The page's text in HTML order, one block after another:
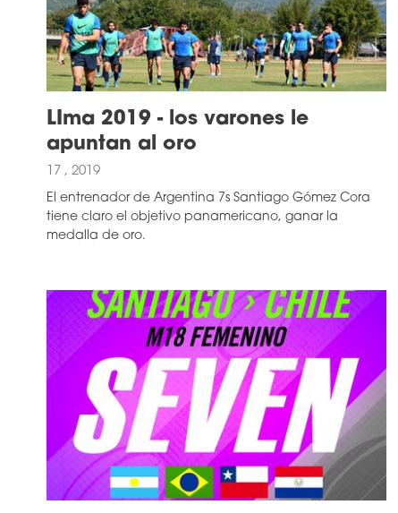
LIma 2019 - los varones le
apuntan al oro
17 , 2019
El entrenador de Argentina 7s Santiago Gómez Cora
tiene claro el objetivo panamericano, ganar la
medalla de oro.